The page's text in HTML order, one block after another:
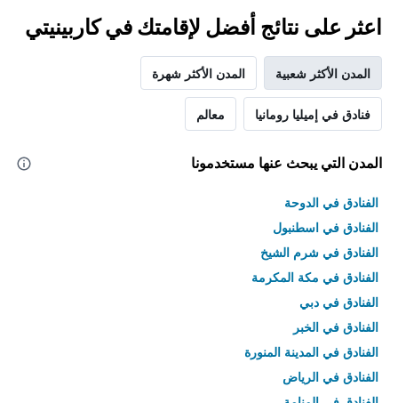
اعثر على نتائج أفضل لإقامتك في كاربينيتي
المدن الأكثر شعبية المدن الأكثر شهرة
فنادق في إميليا رومانيا معالم
المدن التي يبحث عنها مستخدمونا
الفنادق في الدوحة
الفنادق في اسطنبول
الفنادق في شرم الشيخ
الفنادق في مكة المكرمة
الفنادق في دبي
الفنادق في الخبر
الفنادق في المدينة المنورة
الفنادق في الرياض